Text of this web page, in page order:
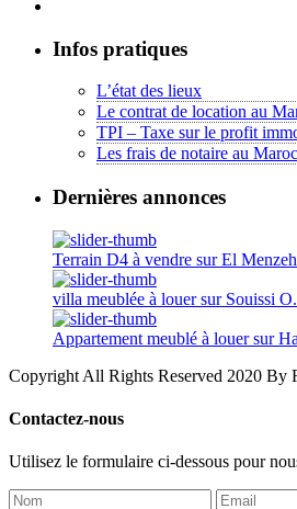
Infos pratiques
L’état des lieux
Le contrat de location au
TPI – Taxe sur le profit
Les frais de notaire au Maroc
Dernières annonces
Terrain D4 à vendre sur El
villa meublée à louer sur Souissi
Appartement meublé à louer sur
Copyright All Rights Reserved 2020 By
Contactez-nous
Utilisez le formulaire ci-dessous pour